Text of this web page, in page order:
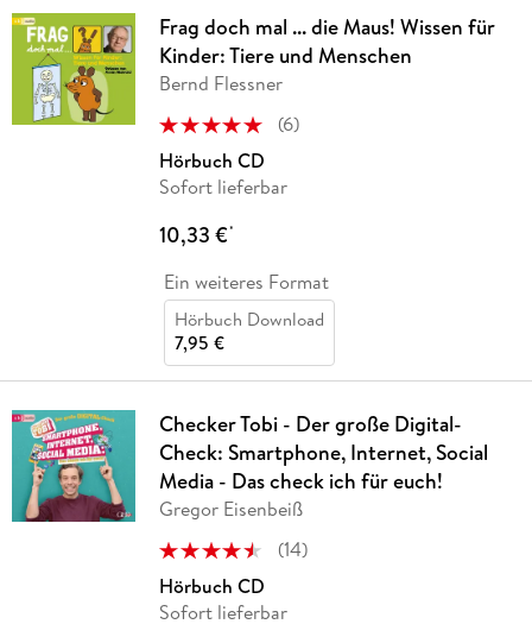
Frag doch mal ... die Maus! Wissen für
Kinder: Tiere und Menschen
Bernd Flessner
(6)
Hörbuch CD
Sofort lieferbar
10,33 €*
Ein weiteres Format
Hörbuch Download
7,95 €
Checker Tobi - Der große Digital-
Check: Smartphone, Internet, Social
Media - Das check ich für euch!
Gregor Eisenbeiß
(14)
Hörbuch CD
Sofort lieferbar